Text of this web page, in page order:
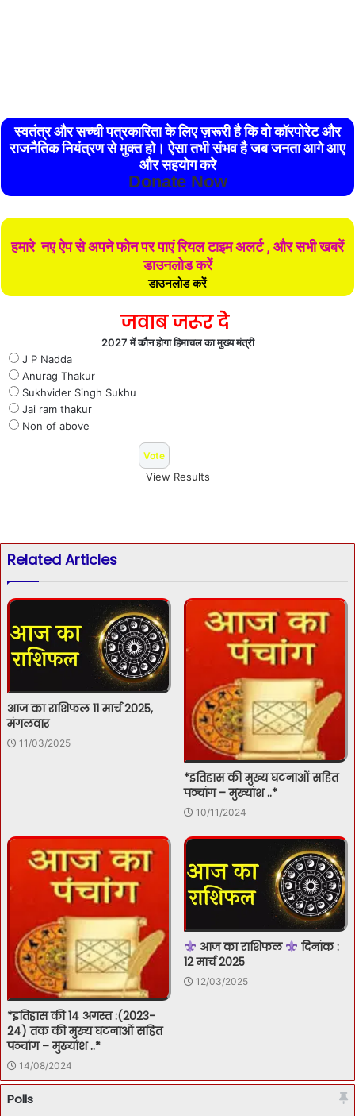
स्वतंत्र और सच्ची पत्रकारिता के लिए ज़रूरी है कि वो कॉरपोरेट और
राजनैतिक नियंत्रण से मुक्त हो। ऐसा तभी संभव है जब जनता आगे आए
और सहयोग करे
Donate Now
हमारे नए ऐप से अपने फोन पर पाएं रियल टाइम अलर्ट , और सभी खबरें
डाउनलोड करें
डाउनलोड करें
जवाब जरूर दे
2027 में कौन होगा हिमाचल का मुख्य मंत्री
J P Nadda
Anurag Thakur
Sukhvider Singh Sukhu
Jai ram thakur
Non of above
View Results
Related Articles
आज का राशिफल 11 मार्च 2025,
मंगलवार
11/03/2025
*इतिहास की मुख्य घटनाओं सहित
पञ्चांग – मुख्यांश ..*
10/11/2024
*इतिहास की 14 अगस्त :(2023-
24) तक की मुख्य घटनाओं सहित
पञ्चांग – मुख्यांश ..*
14/08/2024
आज का राशिफल
दिनांक :
12 मार्च 2025
12/03/2025
Polls